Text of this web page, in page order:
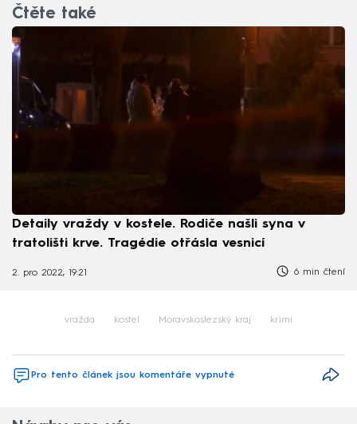
Čtěte také
Detaily vraždy v kostele. Rodiče našli syna v
tratolišti krve. Tragédie otřásla vesnicí
2. pro 2022, 19:21 6 min čtení
vražda kostel Moravskoslezský kraj krimi
Pro tento článek jsou komentáře vypnuté